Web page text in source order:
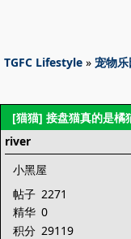
TGFC Lifestyle » 宠物乐
[猫猫] 接盘猫真的是橘
river
小黑屋
帖子 2271
精华 0
积分 29119